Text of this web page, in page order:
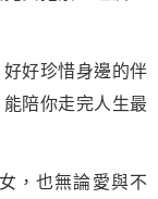
好珍惜身邊的伴
陪你走完人生最
，也無論愛與不